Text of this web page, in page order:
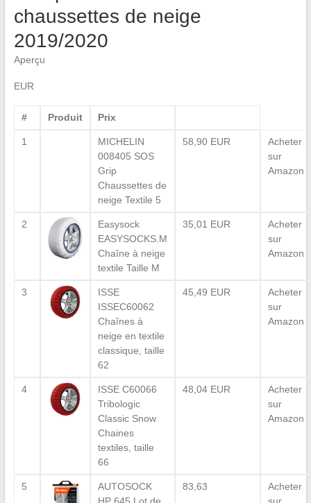
chaussettes de neige
2019/2020
Aperçu
EUR
# Produit Prix
1
MICHELIN
008405 SOS
Grip
Chaussettes de
neige Textile 5
58,90 EUR
Acheter
sur
Amazon
2
Easysock
EASYSOCKS.M
Chaîne à neige
textile Taille M
35,01 EUR
Acheter
sur
Amazon
3
ISSE
ISSEC60062
Chaînes à
neige en textile
classique, taille
62
45,49 EUR
Acheter
sur
Amazon
4
ISSE C60066
Tribologic
Classic Snow
Chaines
textiles, taille
66
48,04 EUR
Acheter
sur
Amazon
5
AUTOSOCK
HP 645 Lot de
83,63
Acheter
sur